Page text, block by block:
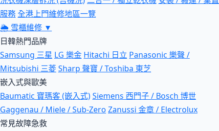
服務全港上門維修地區一覽
🌦 雪櫃維修 ▼
日韓熱門品牌
Samsung 三星 LG 樂金 Hitachi 日立 Panasonic 樂聲 /
Mitsubishi 三菱Sharp 聲寶 / Toshiba 東芝
嵌入式與歐美
Baumatic 寶瑪客 (嵌入式)Siemens 西門子 / Bosch 博世
Gaggenau / Miele / Sub-Zero Zanussi 金章 / Electrolux
常見故障急救